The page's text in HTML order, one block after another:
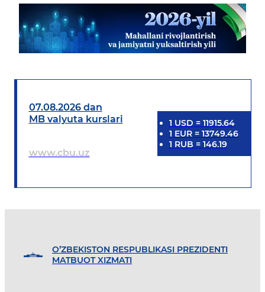
07.08.2026 dan
MB valyuta kurslari
www.cbu.uz
1 USD = 11915.64
1 EUR= 13749.46
1 RUB = 146.19
O’ZBEKISTON RESPUBLIKASI PREZIDENTI
MATBUOT XIZMATI